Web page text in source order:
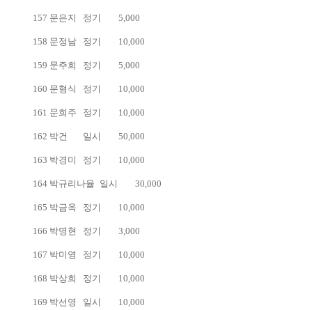
157 문은지 정기 5,000
158 문정남 정기 10,000
159 문주희 정기 5,000
160 문형식 정기 10,000
161 문희주 정기 10,000
162 박건 일시 50,000
163 박경미 정기 10,000
164 박규리나율 일시 30,000
165 박금옥 정기 10,000
166 박명현 정기 3,000
167 박미영 정기 10,000
168 박상희 정기 10,000
169 박선영 일시 10,000